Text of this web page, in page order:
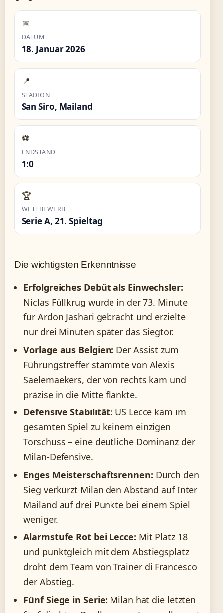
📅
DATUM
18. Januar 2026
📍
STADION
San Siro, Mailand
⚽
ENDSTAND
1:0
🏆
WETTBEWERB
Serie A, 21. Spieltag
Die wichtigsten Erkenntnisse
Erfolgreiches Debüt als Einwechsler:
Niclas Füllkrug wurde in der 73. Minute
für Ardon Jashari gebracht und erzielte
nur drei Minuten später das Siegtor.
Vorlage aus Belgien: Der Assist zum
Führungstreffer stammte von Alexis
Saelemaekers, der von rechts kam und
präzise in die Mitte flankte.
Defensive Stabilität: US Lecce kam im
gesamten Spiel zu keinem einzigen
Torschuss – eine deutliche Dominanz der
Milan-Defensive.
Enges Meisterschaftsrennen: Durch den
Sieg verkürzt Milan den Abstand auf Inter
Mailand auf drei Punkte bei einem Spiel
weniger.
Alarmstufe Rot bei Lecce: Mit Platz 18
und punktgleich mit dem Abstiegsplatz
droht dem Team von Trainer di Francesco
der Abstieg.
Fünf Siege in Serie: Milan hat die letzten